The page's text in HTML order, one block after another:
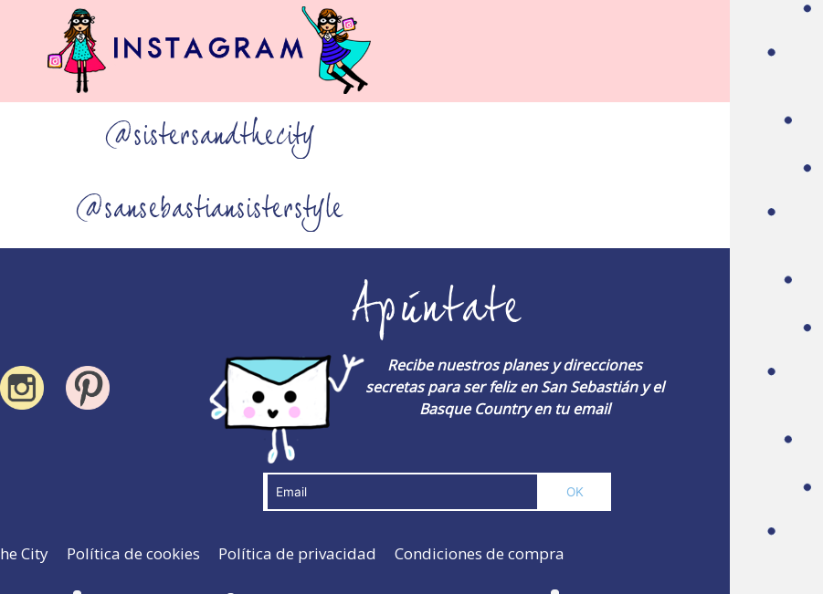
@sistersandthecity
@sansebastiansisterstyle
Apúntate
Recibe nuestros planes y direcciones
secretas para ser feliz en San Sebastián y el
Basque Country en tu email
City Política de cookies Política de privacidad Condiciones de compra